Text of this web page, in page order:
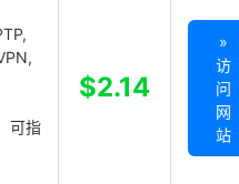
可指
$2.14
»
访
问
网
站